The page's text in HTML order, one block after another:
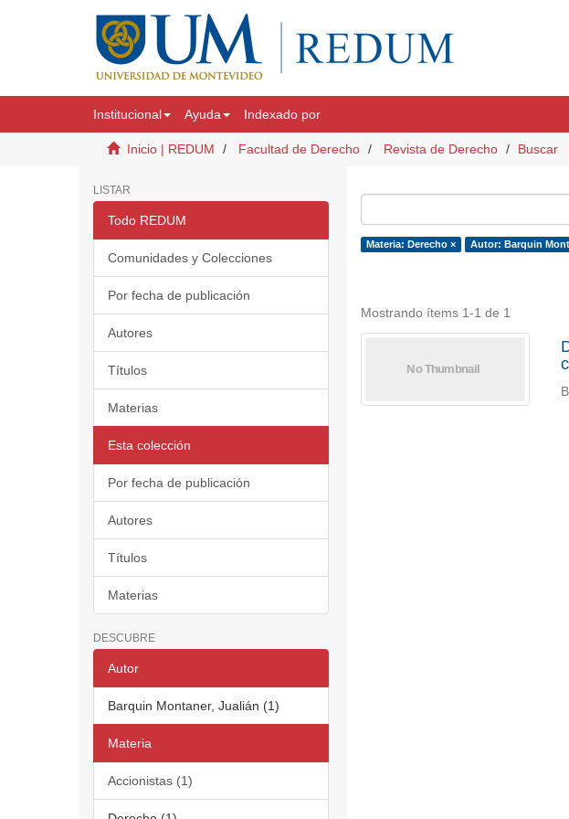
Institucional Ayuda Indexado por
Inicio | REDUM Facultad de Derecho Revista de Derecho Buscar
LISTAR
Todo REDUM
Comunidades y Colecciones
Por fecha de publicación
Autores
Títulos
Materias
Esta colección
Por fecha de publicación
Autores
Títulos
Materias
DESCUBRE
Autor
Barquin Montaner, Jualián (1)
Materia
Accionistas (1)
Materia: Derecho × Autor: Barquin
Mostrando ítems 1-1 de 1